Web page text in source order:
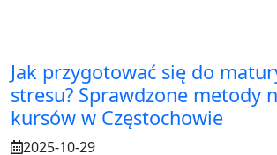
Jak przygotować się do
stresu? Sprawdzone metody
kursów w Częstochowie
2025-10-29